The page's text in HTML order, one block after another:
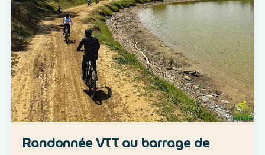
Randonnée VTT au barrage de